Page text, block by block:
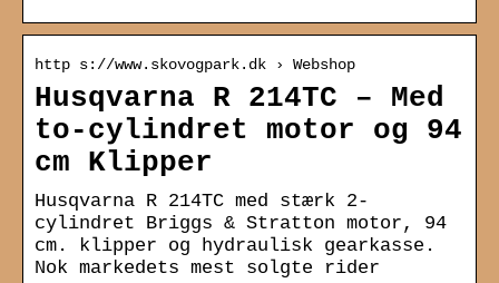
http s://www.skovogpark.dk › Webshop
Husqvarna R 214TC – Med
to-cylindret motor og 94
cm Klipper
Husqvarna R 214TC med stærk 2-
cylindret Briggs & Stratton motor, 94
cm. klipper og hydraulisk gearkasse.
Nok markedets mest solgte rider